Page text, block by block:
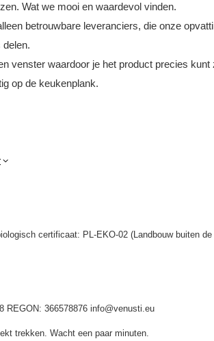
Wat we mooi en waardevol vinden.
betrouwbare leveranciers, die onze
venster waardoor je het product precies kunt
op de keukenplank.
certificaat: PL-EKO-02 (Landbouw buiten de
REGON: 366578876 info@venusti.eu
trekken. Wacht een paar minuten.